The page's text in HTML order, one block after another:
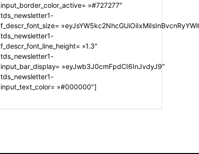
input_border_color_active= »#727277″
tds_newsletter1-
f_descr_font_size=
tds_newsletter1-
f_descr_font_line_height= »1.3″
tds_newsletter1-
input_bar_display= »eyJwb3J0cmFpdCI6InJvdyJ9″
tds_newsletter1-
input_text_color= »#000000″]